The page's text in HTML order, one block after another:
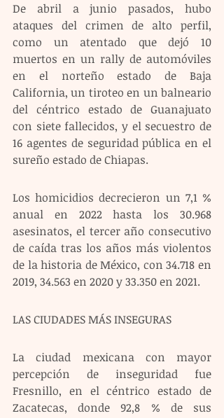
De abril a junio pasados, hubo
ataques del crimen de alto perfil,
como un atentado que dejó 10
muertos en un rally de automóviles
en el norteño estado de Baja
California, un tiroteo en un balneario
del céntrico estado de Guanajuato
con siete fallecidos, y el secuestro de
16 agentes de seguridad pública en el
sureño estado de Chiapas.
Los homicidios decrecieron un 7,1 %
anual en 2022 hasta los 30.968
asesinatos, el tercer año consecutivo
de caída tras los años más violentos
de la historia de México, con 34.718 en
2019, 34.563 en 2020 y 33.350 en 2021.
LAS CIUDADES MÁS INSEGURAS
La ciudad mexicana con mayor
percepción de inseguridad fue
Fresnillo, en el céntrico estado de
Zacatecas, donde 92,8 % de sus